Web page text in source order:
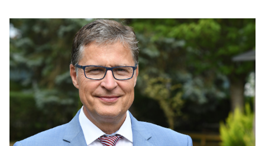
LANDESFACHAUSSCHÜSSE
SATZUNG
PARTEIGESCHICHTE
PARTEIGERICHT
IM LANDTAG
IN DER LANDESREGIERUNG
IM BUNDESTAG